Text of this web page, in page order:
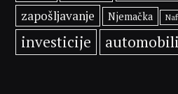
zapošljavanje Njemačka
investicije automobili